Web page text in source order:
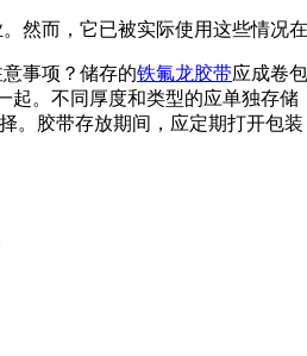
然而，它已被实际使用这些情况在
事项？储存的铁氟龙胶带应成卷
。不同厚度和类型的应单独存
。胶带存放期间，应定期打开包